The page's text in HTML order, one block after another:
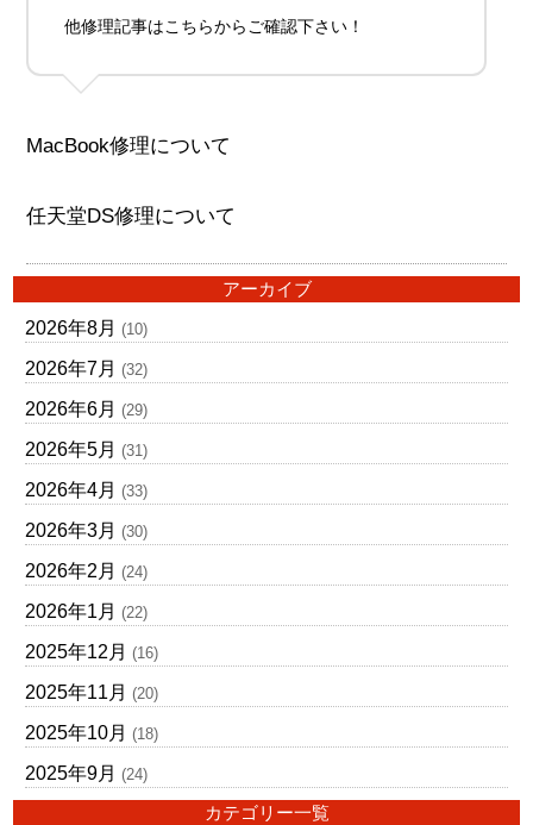
他修理記事はこちらからご確認下さい！
MacBook修理について
任天堂DS修理について
アーカイブ
2026年8月 (10)
2026年7月 (32)
2026年6月 (29)
2026年5月 (31)
2026年4月 (33)
2026年3月 (30)
2026年2月 (24)
2026年1月 (22)
2025年12月 (16)
2025年11月 (20)
2025年10月 (18)
2025年9月 (24)
カテゴリー一覧